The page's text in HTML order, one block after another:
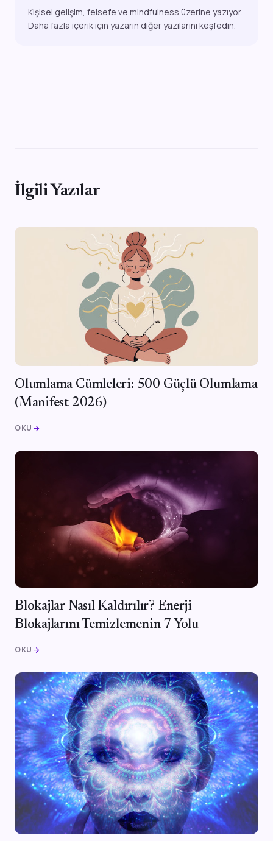
Kişisel gelişim, felsefe ve mindfulness üzerine yazıyor.
Daha fazla içerik için yazarın diğer yazılarını keşfedin.
İlgili Yazılar
Olumlama Cümleleri: 500 Güçlü Olumlama
(Manifest 2026)
OKU arrow_forward
Blokajlar Nasıl Kaldırılır? Enerji
Blokajlarını Temizlemenin 7 Yolu
OKU arrow_forward